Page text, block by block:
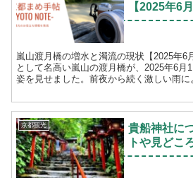
【2025年6
嵐山渡月橋の増水と濁流の現状【2025年6月11日】 京
として名高い嵐山の渡月橋が、2025年6月
姿を見せました。前夜から続く激しい雨
京都観光
貴船神社に
トや見どこ